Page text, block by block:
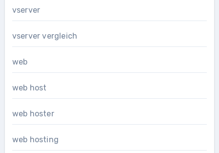
vserver
vserver vergleich
web
web host
web hoster
web hosting